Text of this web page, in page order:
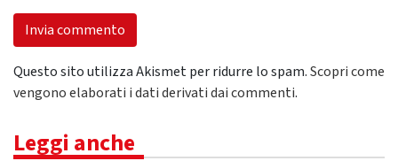
Questo sito utilizza Akismet per ridurre lo spam.Scopri come
vengono elaborati i dati derivati dai commenti.
Leggi anche